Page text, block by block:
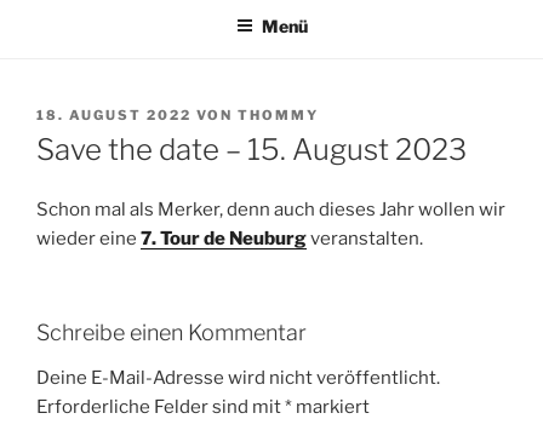
Menü
VERÖFFENTLICHT
AM
18. AUGUST 2022 VON THOMMY
Save the date – 15. August 2023
Schon mal als Merker, denn auch dieses Jahr wollen wir
wieder eine 7. Tour de Neuburgveranstalten.
Schreibe einen Kommentar
Deine E-Mail-Adresse wird nicht veröffentlicht.
Erforderliche Felder sind mit* markiert